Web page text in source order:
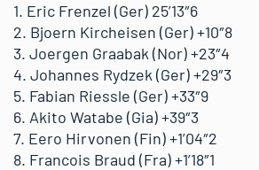
1. Eric Frenzel (Ger) 25’13″6
2. Bjoern Kircheisen (Ger) +10″8
3. Joergen Graabak (Nor) +23″4
4. Johannes Rydzek (Ger) +29″3
5. Fabian Riessle (Ger) +33″9
6. Akito Watabe (Gia) +39″3
7. Eero Hirvonen (Fin) +1’04″2
8. Francois Braud (Fra) +1’18″1